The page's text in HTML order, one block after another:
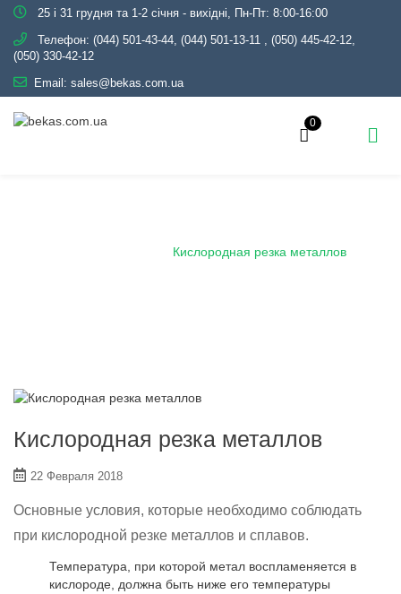
25 і 31 грудня та 1-2 січня - вихідні, Пн-Пт: 8:00-16:00
Телефон: (044) 501-43-44, (044) 501-13-11 , (050) 445-42-12,
(050) 330-42-12
Email: sales@bekas.com.ua
0
Кислородная резка металлов
Кислородная резка металлов
22 Февраля 2018
Основные условия, которые необходимо соблюдать
при кислородной резке металлов и сплавов.
Температура, при которой метал воспламеняется в
кислороде, должна быть ниже его температуры